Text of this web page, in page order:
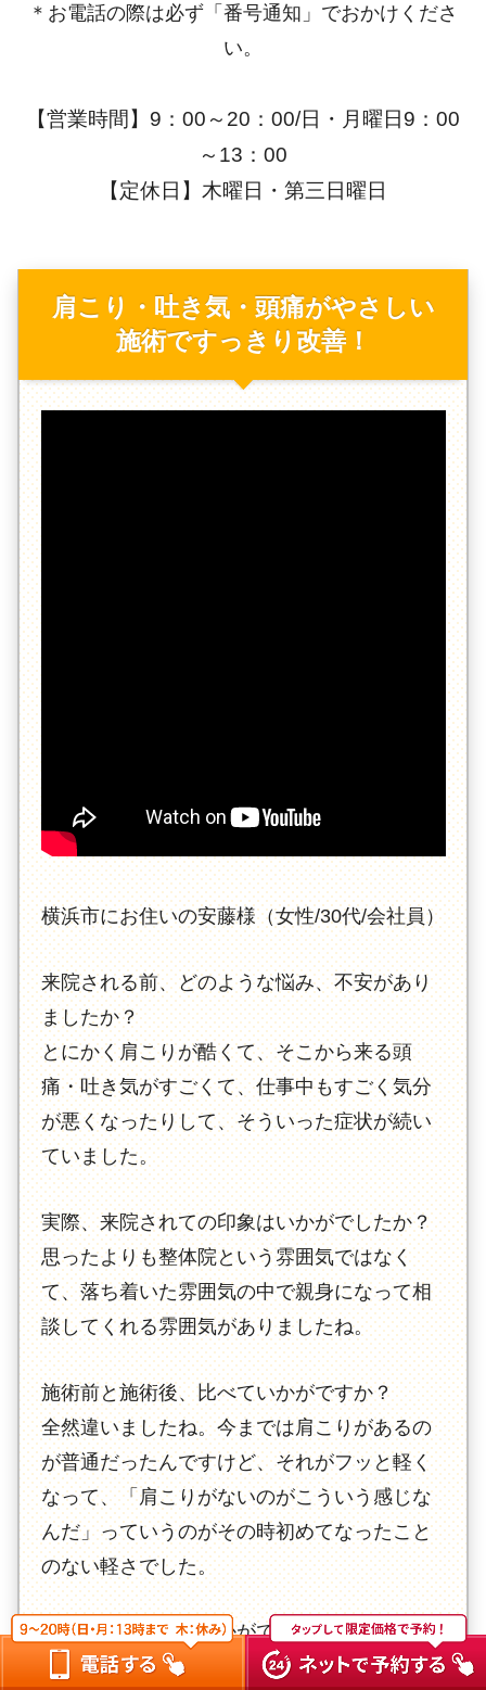
＊お電話の際は必ず「番号通知」でおかけくださ
い。
【営業時間】9：00～20：00/日・月曜日9：00
～13：00
【定休日】木曜日・第三日曜日
肩こり・吐き気・頭痛がやさしい
施術ですっきり改善！
横浜市にお住いの安藤様（女性/30代/会社員）
来院される前、どのような悩み、不安があり
ましたか？
とにかく肩こりが酷くて、そこから来る頭
痛・吐き気がすごくて、仕事中もすごく気分
が悪くなったりして、そういった症状が続い
ていました。
実際、来院されての印象はいかがでしたか？
思ったよりも整体院という雰囲気ではなく
て、落ち着いた雰囲気の中で親身になって相
談してくれる雰囲気がありましたね。
施術前と施術後、比べていかがですか？
全然違いましたね。今までは肩こりがあるの
が普通だったんですけど、それがフッと軽く
なって、「肩こりがないのがこういう感じな
んだ」っていうのがその時初めてなったこと
のない軽さでした。
他の施術と比べていかがですか？
他のマッサージですと、一時的な軽さだった